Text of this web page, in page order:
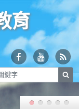
育